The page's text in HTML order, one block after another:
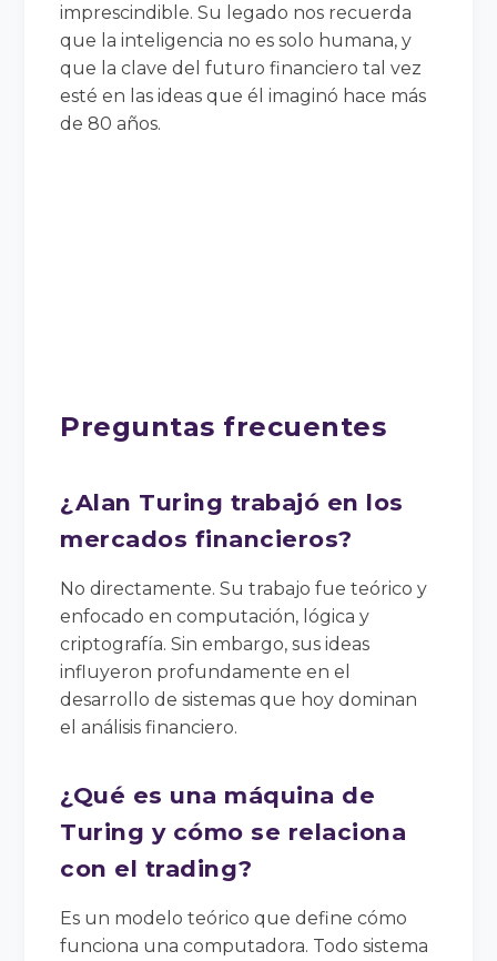
imprescindible. Su legado nos recuerda
que la inteligencia no es solo humana, y
que la clave del futuro financiero tal vez
esté en las ideas que él imaginó hace más
de 80 años.
Preguntas frecuentes
¿Alan Turing trabajó en los
mercados financieros?
No directamente. Su trabajo fue teórico y
enfocado en computación, lógica y
criptografía. Sin embargo, sus ideas
influyeron profundamente en el
desarrollo de sistemas que hoy dominan
el análisis financiero.
¿Qué es una máquina de
Turing y cómo se relaciona
con el trading?
Es un modelo teórico que define cómo
funciona una computadora. Todo sistema